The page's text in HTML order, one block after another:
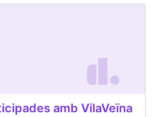
amb VilaVeïna